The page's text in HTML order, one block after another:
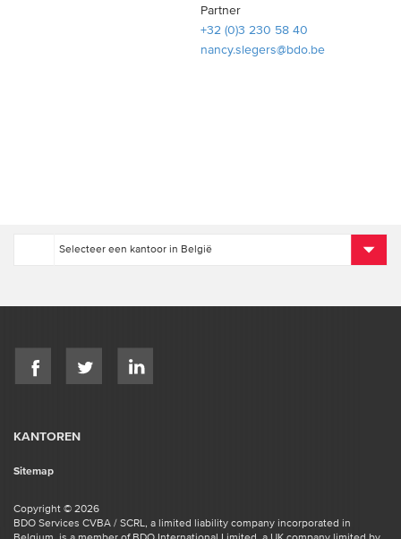
Partner
+32 (0)3 230 58 40
nancy.slegers@bdo.be
KANTOREN
Sitemap
Copyright © 2026
BDO Services CVBA / SCRL, a limited liability company incorporated in